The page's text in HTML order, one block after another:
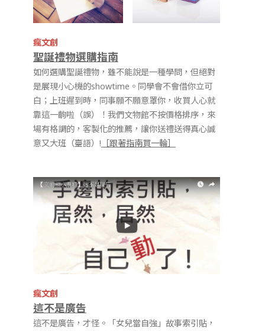
瘋文創
聖誕禮物選購指南
如何選購聖誕禮物，雖不能說是一種學問，但絕對
是展現小心機的showtime。同學會不會借你立可
白；上班遲到時，同事願不願意罩你，收買人心就
靠這一齣啦（誤）！我們文物館不按價格排序，來
場有格調的，客製化的推薦，讓你送禮送得真心誠
意又大班（臺語）! ［跟著指南買一輪］
瘋文創
這不是廣告
這不是廣告，才怪。「女兒當自強」故事索引貼，